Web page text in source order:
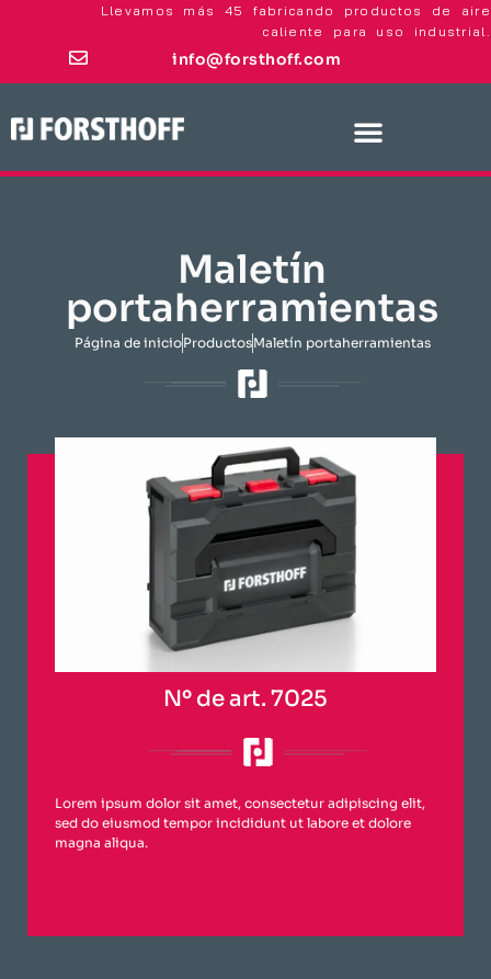
Llevamos más 45 fabricando productos de aire
caliente para uso industrial.
info@forsthoff.com
Maletín
portaherramientas
Página de inicio​Productos​Maletín portaherramientas
Nº de art. 7025
Lorem ipsum dolor sit amet, consectetur adipiscing elit,
sed do eiusmod tempor incididunt ut labore et dolore
magna aliqua.